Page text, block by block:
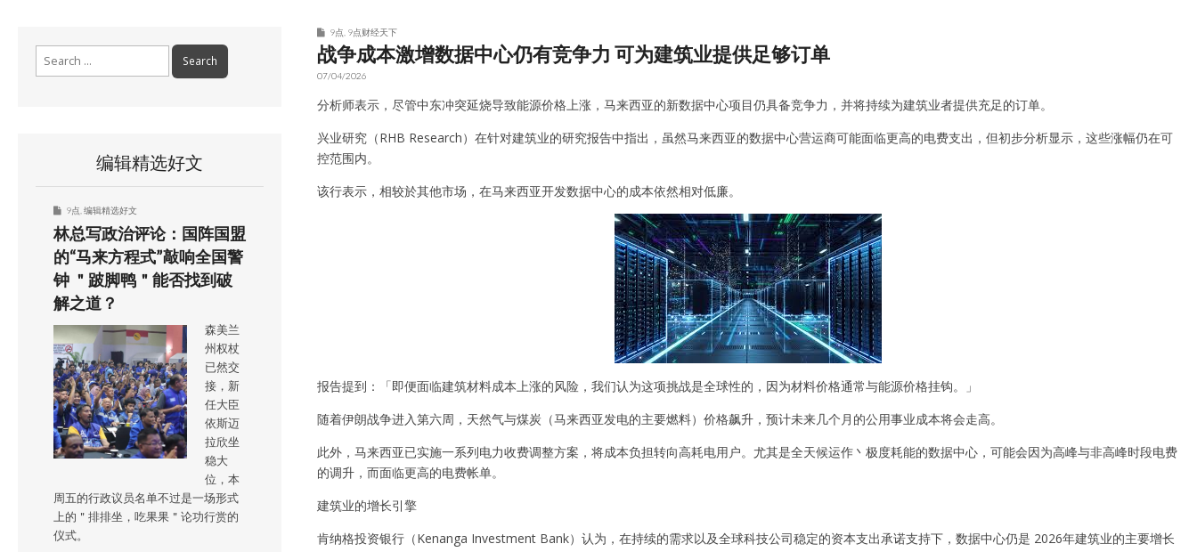
9点 9点财经天下
战争成本激增数据中心仍有竞争力 可为建筑业提供足够订单
07/04/2026
分析师表示，尽管中东冲突延烧导致能源价格上涨，马来西亚的新数据中心项目仍具备竞争力，并将持续为建筑业者提供充足的订单。
兴业研究（RHB Research）在针对建筑业的研究报告中指出，虽然马来西亚的数据中心营运商可能面临更高的电费支出，但初步分析显示，这些涨幅仍在可
控范围内。
该行表示，相较於其他市场，在马来西亚开发数据中心的成本依然相对低廉。
报告提到：「即便面临建筑材料成本上涨的风险，我们认为这项挑战是全球性的，因为材料价格通常与能源价格挂钩。」
随着伊朗战争进入第六周，天然气与煤炭（马来西亚发电的主要燃料）价格飙升，预计未来几个月的公用事业成本将会走高。
此外，马来西亚已实施一系列电力收费调整方案，将成本负担转向高耗电用户。尤其是全天候运作丶极度耗能的数据中心，可能会因为高峰与非高峰时段电费
的调升，而面临更高的电费帐单。
建筑业的增长引擎
肯纳格投资银行（Kenanga Investment Bank）认为，在持续的需求以及全球科技公司稳定的资本支出承诺支持下，数据中心仍是 2026年建筑业的主要增长
编辑精选好文
9点 编辑精选好文
林总写政治评论：国阵国盟
的“马来方程式”敲响全国警
钟 ＂跛脚鸭＂能否找到破
解之道？
森美兰
州权杖
已然交
接，新
任大臣
依斯迈
拉欣坐
稳大
位，本
周五的行政议员名单不过是一场形式
上的＂排排坐，吃果果＂论功行赏的
仪式。